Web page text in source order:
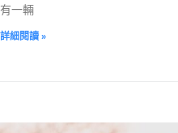
有一輛
詳細閱讀 »